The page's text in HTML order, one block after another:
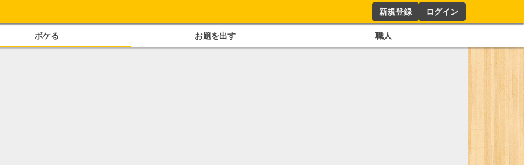
新規登録 ログイン
ボケる お題を出す 職人